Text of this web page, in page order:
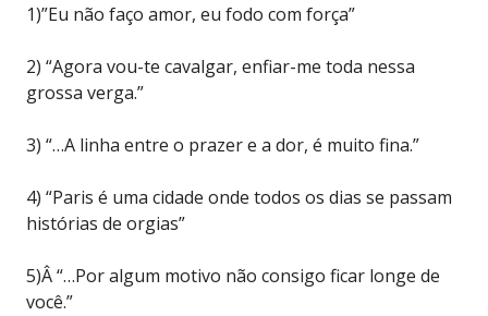
1)”Eu não faço amor, eu fodo com força”
2) “Agora vou-te cavalgar, enfiar-me toda nessa
grossa verga.”
3) “…A linha entre o prazer e a dor, é muito fina.”
4) “Paris é uma cidade onde todos os dias se passam
histórias de orgias”
5)Â “…Por algum motivo não consigo ficar longe de
você.”